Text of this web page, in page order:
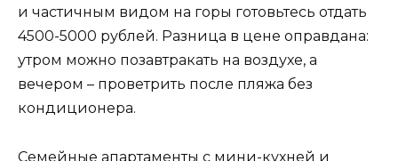
и частичным видом на горы готовьтесь отдать
4500-5000 рублей. Разница в цене оправдана:
утром можно позавтракать на воздухе, а
вечером – проветрить после пляжа без
кондиционера.
Семейные апартаменты с мини-кухней и